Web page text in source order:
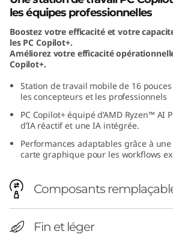
M
D
les équipes professionnelles
Boostez votre efficacité et votre
les PC Copilot+.
Améliorez votre efficacité
Copilot+.
Station de travail mobile de 16
les concepteurs et les professionnels
PC Copilot+ équipé d’AMD Ryzen™ AI
d’IA réactif et une IA intégrée.
Performances adaptables grâce à
carte graphique pour les workflows
Composants
Fin et léger